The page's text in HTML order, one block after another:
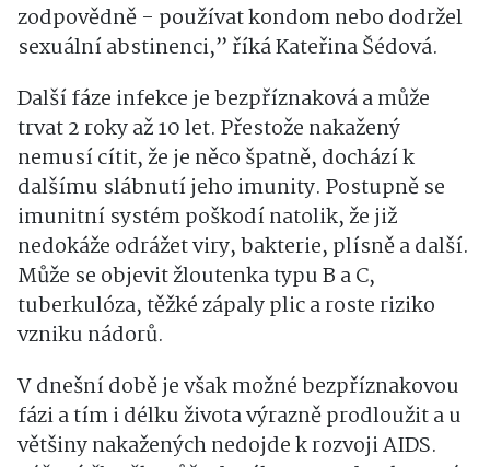
zodpovědně - používat kondom nebo dodržel
sexuální abstinenci,” říká Kateřina Šédová.
Další fáze infekce je bezpříznaková a může
trvat 2 roky až 10 let. Přestože nakažený
nemusí cítit, že je něco špatně, dochází k
dalšímu slábnutí jeho imunity. Postupně se
imunitní systém poškodí natolik, že již
nedokáže odrážet viry, bakterie, plísně a další.
Může se objevit žloutenka typu B a C,
tuberkulóza, těžké zápaly plic a roste riziko
vzniku nádorů.
V dnešní době je však možné bezpříznakovou
fázi a tím i délku života výrazně prodloužit a u
většiny nakažených nedojde k rozvoji AIDS.